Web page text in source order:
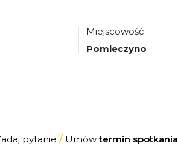
Miejscowość
Pomieczyno
pytanie / Umówtermin spotkania